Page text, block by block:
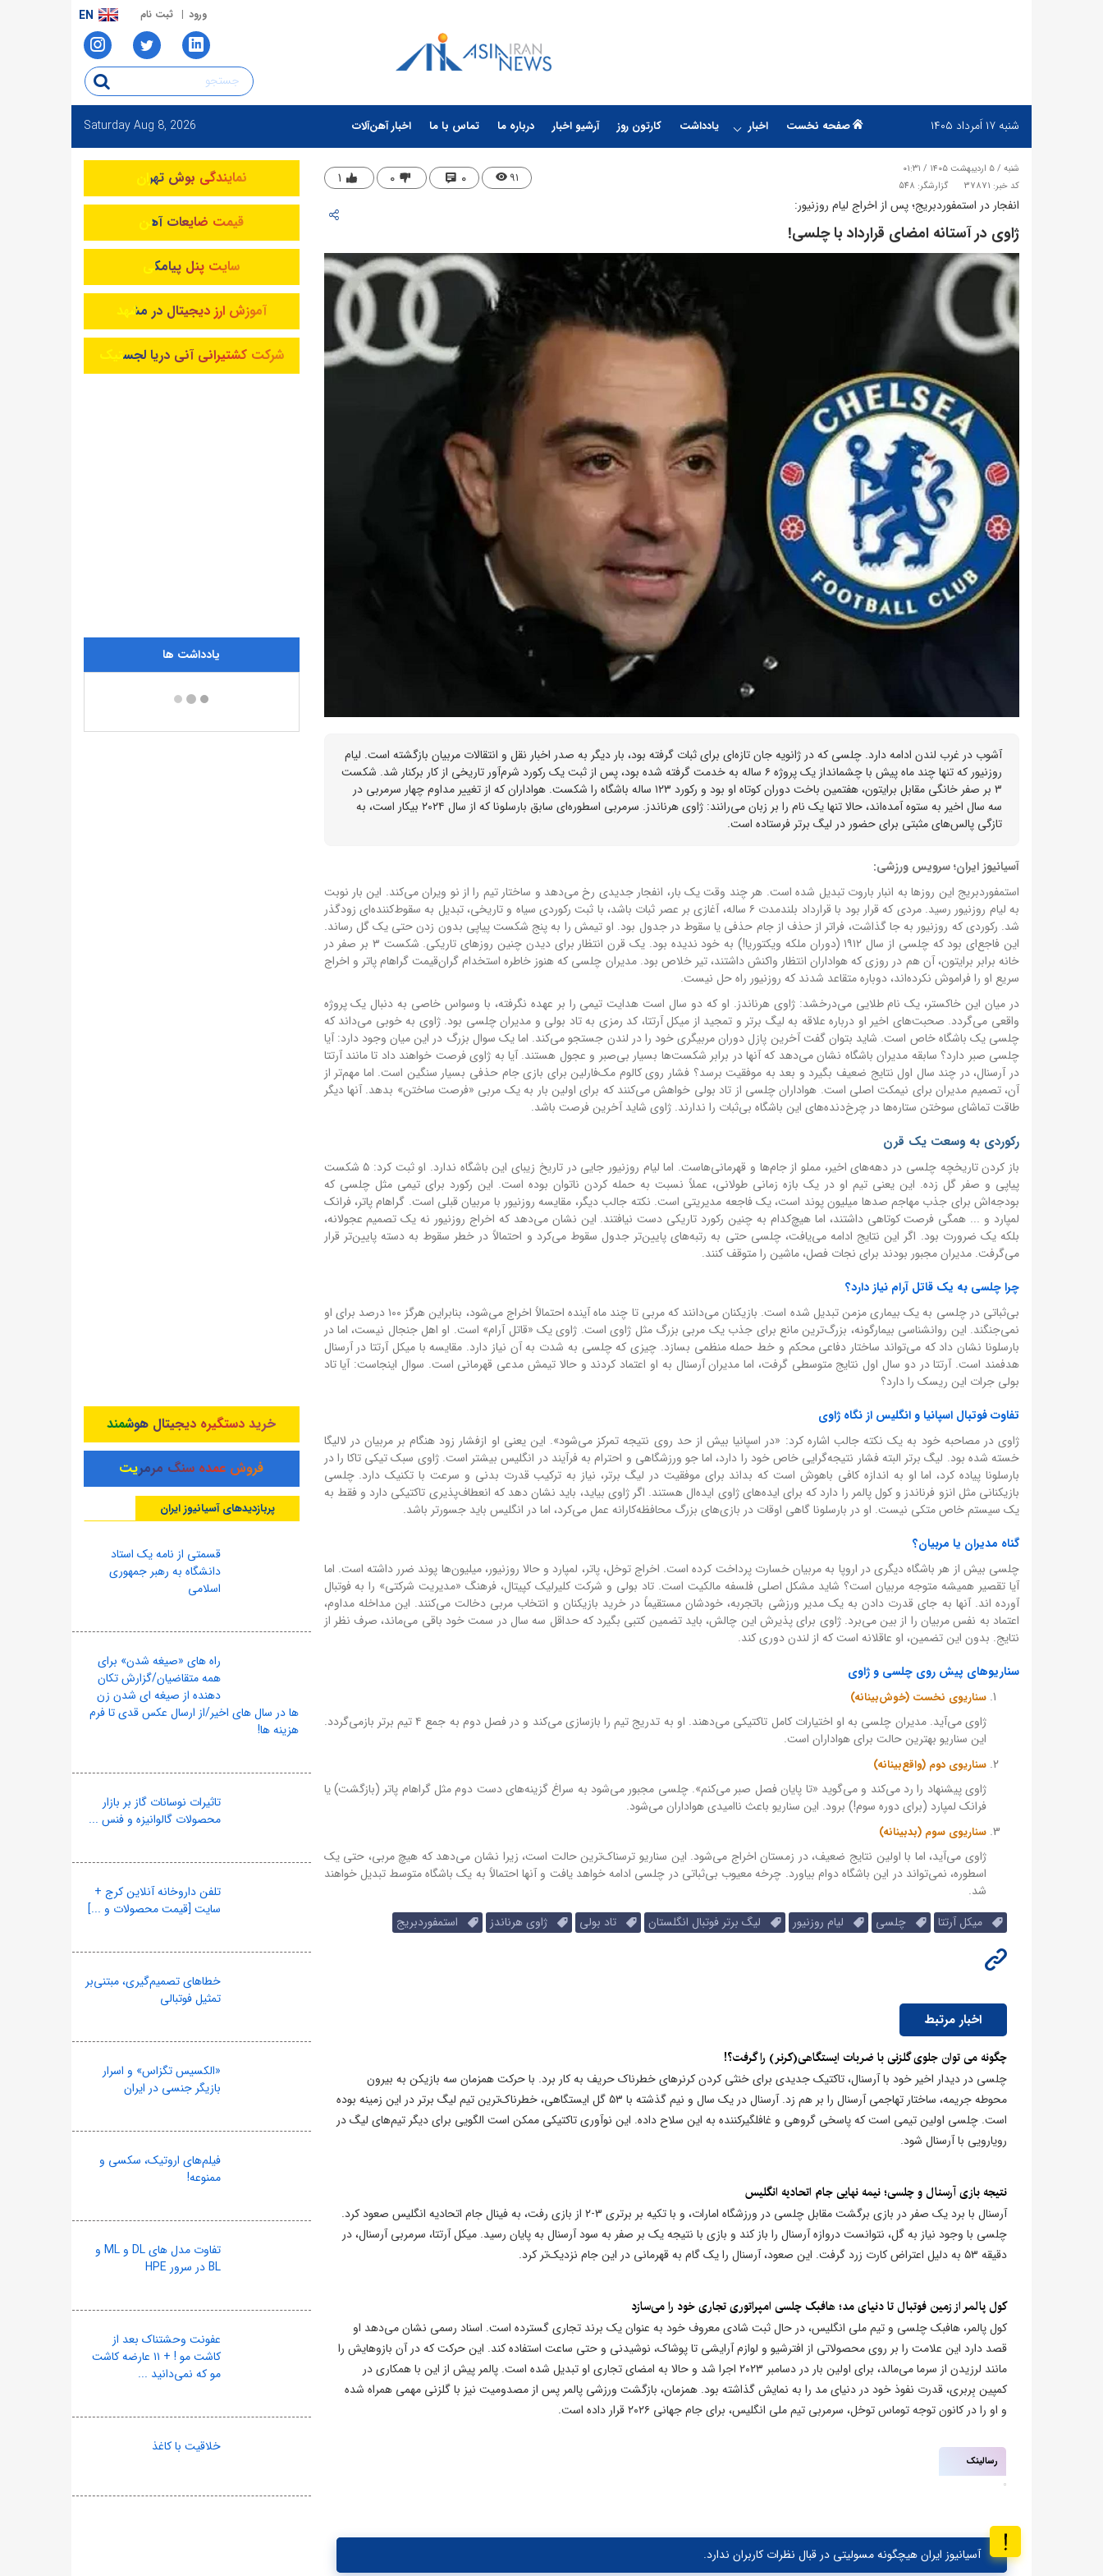
ورود ثبت نام EN
شنبه ۱۷ اَمرداد ۱۴۰۵ صفحه نخست اخبار یادداشت کارتون روز آرشیو اخبار درباره ما تماس با ما اخبار آهن‌آلات SaturdayAug 8, 2026
شنبه / ۵ اردیبهشت ۱۴۰۵ / ۰۱:۳۱
کد خبر: 37871
گزارشگر: 548 ۹۱ ۰ ۰ ۱
​انفجار در استمفوردبریج؛ پس از اخراج لیام روزنیور:
ژاوی در آستانه امضای قرارداد با چلسی!
آشوب در غرب لندن ادامه دارد. چلسی که در ژانویه جان تازه‌ای برای ثبات گرفته بود، بار دیگر به صدر اخبار نقل و انتقالات مربیان بازگشته است. لیام
روزنیور که تنها چند ماه پیش با چشمانداز یک پروژه ۶ ساله به خدمت گرفته شده بود، پس از ثبت یک رکورد شرم‌آور تاریخی از کار برکنار شد. شکست
۳ بر صفر خانگی مقابل برایتون، هفتمین باخت دوران کوتاه او بود و رکورد ۱۲۳ ساله باشگاه را شکست. هواداران که از تغییر مداوم چهار سرمربی در
سه سال اخیر به ستوه آمده‌اند، حالا تنها یک نام را بر زبان می‌رانند: ژاوی هرناندز. سرمربی اسطوره‌ای سابق بارسلونا که از سال ۲۰۲۴ بیکار است، به
تازگی پالس‌های مثبتی برای حضور در لیگ برتر فرستاده است.
آسیانیوز ایران؛ سرویس ورزشی:
استمفوردبریج این روزها به انبار باروت تبدیل شده است. هر چند وقت یک بار، انفجار جدیدی رخ می‌دهد و ساختار تیم را از نو ویران می‌کند. این بار نوبت
به لیام روزنیور رسید. مردی که قرار بود با قرارداد بلندمدت ۶ ساله، آغازی بر عصر ثبات باشد، با ثبت رکوردی سیاه و تاریخی، تبدیل به سقوط‌کننده‌ای زودگذر
شد. رکوردی که روزنیور به جا گذاشت، فراتر از حذف از جام حذفی یا سقوط در جدول بود. او تیمش را به پنج شکست پیاپی بدون زدن حتی یک گل رساند.
این فاجع‌ای بود که چلسی از سال ۱۹۱۲ (دوران ملکه ویکتوریا!) به خود ندیده بود. یک قرن انتظار برای دیدن چنین روزهای تاریکی. شکست ۳ بر صفر در
خانه برابر برایتون، آن هم در روزی که هواداران انتظار واکنش داشتند، تیر خلاص بود. مدیران چلسی که هنوز خاطره استخدام گران‌قیمت گراهام پاتر و اخراج
سریع او را فراموش نکرده‌اند، دوباره متقاعد شدند که روزنیور راه حل نیست.
در میان این خاکستر، یک نام طلایی می‌درخشد: ژاوی هرناندز. او که دو سال است هدایت تیمی را بر عهده نگرفته، با وسواس خاصی به دنبال یک پروژه
واقعی می‌گردد. صحبت‌های اخیر او درباره علاقه به لیگ برتر و تمجید از میکل آرتتا، کد رمزی به تاد بولی و مدیران چلسی بود. ژاوی به خوبی می‌داند که
چلسی یک باشگاه خاص است. شاید بتوان گفت آخرین پازل دوران مربیگری خود را در لندن جستجو می‌کند. اما یک سوال بزرگ در این میان وجود دارد: آیا
چلسی صبر دارد؟ سابقه مدیران باشگاه نشان می‌دهد که آنها در برابر شکست‌ها بسیار بی‌صبر و عجول هستند. آیا به ژاوی فرصت خواهند داد تا مانند آرتتا
در آرسنال، در چند سال اول نتایج ضعیف بگیرد و بعد به موفقیت برسد؟ فشار روی کالوم مک‌فارلین برای بازی جام حذفی بسیار سنگین است. اما مهم‌تر از
آن، تصمیم مدیران برای نیمکت اصلی است. هواداران چلسی از تاد بولی خواهش می‌کنند که برای اولین بار به یک مربی «فرصت ساختن» بدهد. آنها دیگر
طاقت تماشای سوختن ستاره‌ها در چرخ‌دنده‌های این باشگاه بی‌ثبات را ندارند. ژاوی شاید آخرین فرصت باشد.
رکوردی به وسعت یک قرن
باز کردن تاریخچه چلسی در دهه‌های اخیر، مملو از جام‌ها و قهرمانی‌هاست. اما لیام روزنیور جایی در تاریخ زیبای این باشگاه ندارد. او ثبت کرد: ۵ شکست
پیاپی و صفر گل زده. این یعنی تیم او در یک بازه زمانی طولانی، عملاً نسبت به حمله کردن ناتوان بوده است. این رکورد برای تیمی مثل چلسی که
بودجه‌اش برای جذب مهاجم صدها میلیون پوند است، یک فاجعه مدیریتی است. نکته جالب دیگر، مقایسه روزنیور با مربیان قبلی است. گراهام پاتر، فرانک
لمپارد و ... همگی فرصت کوتاهی داشتند، اما هیچ‌کدام به چنین رکورد تاریکی دست نیافتند. این نشان می‌دهد که اخراج روزنیور نه یک تصمیم عجولانه،
بلکه یک ضرورت بود. اگر این نتایج ادامه می‌یافت، چلسی حتی به رتبه‌های پایین‌تر جدول سقوط می‌کرد و احتمالاً در خطر سقوط به دسته پایین‌تر قرار
می‌گرفت. مدیران مجبور بودند برای نجات فصل، ماشین را متوقف کنند.
چرا چلسی به یک قاتل آرام نیاز دارد؟
بی‌ثباتی در چلسی به یک بیماری مزمن تبدیل شده است. بازیکنان می‌دانند که مربی تا چند ماه آینده احتمالاً اخراج می‌شود، بنابراین هرگز ۱۰۰ درصد برای او
نمی‌جنگند. این روانشناسی بیمارگونه، بزرگ‌ترین مانع برای جذب یک مربی بزرگ مثل ژاوی است. ژاوی یک «قاتل آرام» است. او اهل جنجال نیست، اما در
بارسلونا نشان داد که می‌تواند ساختار دفاعی محکم و خط حمله منظمی بسازد. چیزی که چلسی به شدت به آن نیاز دارد. مقایسه با میکل آرتتا در آرسنال
هدفمند است. آرتتا در دو سال اول نتایج متوسطی گرفت، اما مدیران آرسنال به او اعتماد کردند و حالا تیمش مدعی قهرمانی است. سوال اینجاست: آیا تاد
بولی جرات این ریسک را دارد؟
تفاوت فوتبال اسپانیا و انگلیس از نگاه ژاوی
ژاوی در مصاحبه خود به یک نکته جالب اشاره کرد: «در اسپانیا بیش از حد روی نتیجه تمرکز می‌شود». این یعنی او ازفشار زود هنگام بر مربیان در لالیگا
خسته شده بود. لیگ برتر البته فشار نتیجه‌گرایی خاص خود را دارد، اما جو ورزشگاهی و احترام به فرآیند در انگلیس بیشتر است. ژاوی سبک تیکی تاکا را در
بارسلونا پیاده کرد، اما او به اندازه کافی باهوش است که بداند برای موفقیت در لیگ برتر، نیاز به ترکیب قدرت بدنی و سرعت با تکنیک دارد. چلسی
بازیکنانی مثل انزو فرناندز و کول پالمر را دارد که برای ایده‌های ژاوی ایده‌ال هستند. اگر ژاوی بیاید، باید نشان دهد که انعطاف‌پذیری تاکتیکی دارد و فقط به
یک سیستم خاص متکی نیست. او در بارسلونا گاهی اوقات در بازی‌های بزرگ محافظه‌کارانه عمل می‌کرد، اما در انگلیس باید جسورتر باشد.
گناه مدیران یا مربیان؟
چلسی بیش از هر باشگاه دیگری در اروپا به مربیان خسارت پرداخت کرده است. اخراج توخل، پاتر، لمپارد و حالا روزنیور، میلیون‌ها پوند ضرر داشته است. اما
آیا تقصیر همیشه متوجه مربیان است؟ شاید مشکل اصلی فلسفه مالکیت است. تاد بولی و شرکت کلیرلیک کپیتال، فرهنگ «مدیریت شرکتی» را به فوتبال
آورده اند. آنها به جای قدرت دادن به یک مدیر ورزشی باتجربه، خودشان مستقیماً در خرید بازیکنان و انتخاب مربی دخالت می‌کنند. این مداخله مداوم،
اعتماد به نفس مربیان را از بین می‌برد. ژاوی برای پذیرش این چالش، باید تضمین کتبی بگیرد که حداقل سه سال در سمت خود باقی می‌ماند، صرف نظر از
نتایج. بدون این تضمین، او عاقلانه است که از لندن دوری کند.
سناریوهای پیش روی چلسی و ژاوی
سناریوی نخست (خوش‌بینانه)
ژاوی می‌آید. مدیران چلسی به او اختیارات کامل تاکتیکی می‌دهند. او به تدریج تیم را بازسازی می‌کند و در فصل دوم به جمع ۴ تیم برتر بازمی‌گردد.
این سناریو بهترین حالت برای هواداران است.
سناریوی دوم (واقع‌بینانه)
ژاوی پیشنهاد را رد می‌کند و می‌گوید «تا پایان فصل صبر می‌کنم». چلسی مجبور می‌شود به سراغ گزینه‌های دست دوم مثل گراهام پاتر (بازگشت) یا
فرانک لمپارد (برای دوره سوم!) برود. این سناریو باعث ناامیدی هواداران می‌شود.
سناریوی سوم (بدبینانه)
ژاوی می‌آید، اما با اولین نتایج ضعیف، در زمستان اخراج می‌شود. این سناریو ترسناک‌ترین حالت است، زیرا نشان می‌دهد که هیچ مربی، حتی یک
اسطوره، نمی‌تواند در این باشگاه دوام بیاورد. چرخه معیوب بی‌ثباتی در چلسی ادامه خواهد یافت و آنها احتمالاً به یک باشگاه متوسط تبدیل خواهند
شد.
میکل آرتتا
چلسی لیام روزنیور لیگ برتر فوتبال انگلستان تاد بولی ژاوی هرناندز استمفوردبریج
اخبار مرتبط
چگونه می توان جلوی گلزنی با ضربات ایستگاهی(کرنر) را گرفت؟!
چلسی در دیدار اخیر خود با آرسنال، تاکتیک جدیدی برای خنثی کردن کرنرهای خطرناک حریف به کار برد. با حرکت همزمان سه بازیکن به بیرون
محوطه جریمه، ساختار تهاجمی آرسنال را بر هم زد. آرسنال در یک سال و نیم گذشته با ۵۳ گل ایستگاهی، خطرناک‌ترین تیم لیگ برتر در این زمینه بوده
است. چلسی اولین تیمی است که پاسخی گروهی و غافلگیرکننده به این سلاح داده. این نوآوری تاکتیکی ممکن است الگویی برای دیگر تیم‌های لیگ در
رویارویی با آرسنال شود.
نتیجه بازی آرسنال و چلسی؛ نیمه نهایی جام اتحادیه انگلیس
آرسنال با برد یک صفر در بازی برگشت مقابل چلسی در ورزشگاه امارات، و با تکیه بر برتری ۳-۲ از بازی رفت، به فینال جام اتحادیه انگلیس صعود کرد.
چلسی با وجود نیاز به گل، نتوانست دروازه آرسنال را باز کند و بازی با نتیجه یک بر صفر به سود آرسنال به پایان رسید. میکل آرتتا، سرمربی آرسنال، در
دقیقه ۵۳ به دلیل اعتراض کارت زرد گرفت. این صعود، آرسنال را یک گام به قهرمانی در این جام نزدیک‌تر کرد.
کول پالمر از زمین فوتبال تا دنیای مد؛ هافبک چلسی امپراتوری تجاری خود را می‌سازد
کول پالمر، هافبک چلسی و تیم ملی انگلیس، در حال ثبت شادی معروف خود به عنوان یک برند تجاری گسترده است. اسناد رسمی نشان می‌دهد او
قصد دارد این علامت را بر روی محصولاتی از افترشیو و لوازم آرایشی تا پوشاک، نوشیدنی و حتی ساعت استفاده کند. این حرکت که در آن بازوهایش را
مانند لرزیدن از سرما می‌مالد، برای اولین بار در دسامبر ۲۰۲۳ اجرا شد و حالا به امضای تجاری او تبدیل شده است. پالمر پیش از این با همکاری در
کمپین بِربری، قدرت نفوذ خود در دنیای مد را به نمایش گذاشته بود. همزمان، بازگشت ورزشی پالمر پس از مصدومیت نیز با گلزنی مهمی همراه شده
و او را در کانون توجه توماس توخل، سرمربی تیم ملی انگلیس، برای جام جهانی ۲۰۲۶ قرار داده است.
رسالینک
آسیانیوز ایران هیچگونه مسولیتی در قبال نظرات کاربران ندارد.
نمایندگی بوش تهران
قیمت ضایعات آهن
سایت پنل پیامکی
آموزش ارز دیجیتال در مشهد
شرکت کشتیرانی آنی دریا لجستیک
یادداشت ها
خرید دستگیره دیجیتال هوشمند
فروش عمده سنگ مرمریت
پربازدیدهای آسیانیوز ایران
قسمتی از نامه یک استاد
دانشگاه به رهبر جمهوری
اسلامی
راه های «صیغه شدن» برای
همه متقاضیان/گزارش تکان
دهنده از صیغه ای شدن زن
ها در سال های اخیر/از ارسال عکس قدی تا فرم
هزینه ها!
تاثیرات نوسانات گاز بر بازار
محصولات گالوانیزه و فنس ...
تلفن داروخانه آنلاین کرج +
سایت [قیمت محصولات و ...]
خطاهای تصمیم‌گیری، مبتنی‌بر
تمثیل فوتبالی
«الکسیس تگزاس» و اسرار
بازیگر جنسی در ایران
فیلم‌های اروتیک، سکسی و
ممنوعه!
تفاوت مدل های DL و ML و
BL در سرور HPE
عفونت وحشتناک بعد از
کاشت مو ! + ۱۱ عارضه کاشت
مو که نمی‌دانید ...
خلاقیت با کاغذ